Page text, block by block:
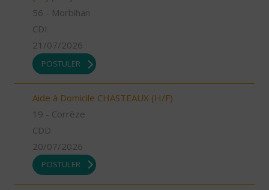
56 - Morbihan
CDI
21/07/2026
POSTULER
Aide à Domicile CHASTEAUX (H/F)
19 - Corrèze
CDD
20/07/2026
POSTULER